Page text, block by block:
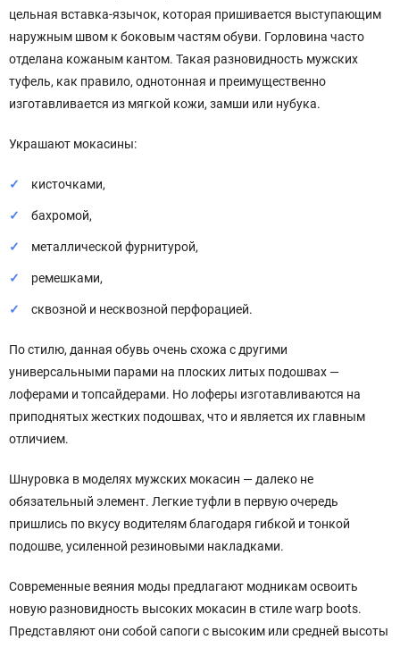
цельная вставка-язычок, которая пришивается выступающим
наружным швом к боковым частям обуви. Горловина часто
отделана кожаным кантом. Такая разновидность мужских
туфель, как правило, однотонная и преимущественно
изготавливается из мягкой кожи, замши или нубука.
Украшают мокасины:
кисточками,
бахромой,
металлической фурнитурой,
ремешками,
сквозной и несквозной перфорацией.
По стилю, данная обувь очень схожа с другими
универсальными парами на плоских литых подошвах —
лоферами и топсайдерами. Но лоферы изготавливаются на
приподнятых жестких подошвах, что и является их главным
отличием.
Шнуровка в моделях мужских мокасин — далеко не
обязательный элемент. Легкие туфли в первую очередь
пришлись по вкусу водителям благодаря гибкой и тонкой
подошве, усиленной резиновыми накладками.
Современные веяния моды предлагают модникам освоить
новую разновидность высоких мокасин в стиле warp boots.
Представляют они собой сапоги с высоким или средней высоты